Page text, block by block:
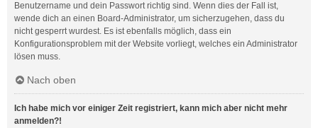
Benutzername und dein Passwort richtig sind. Wenn dies der Fall ist,
wende dich an einen Board-Administrator, um sicherzugehen, dass du
nicht gesperrt wurdest. Es ist ebenfalls möglich, dass ein
Konfigurationsproblem mit der Website vorliegt, welches ein Administrator
lösen muss.
Nach oben
Ich habe mich vor einiger Zeit registriert, kann mich aber nicht mehr
anmelden?!